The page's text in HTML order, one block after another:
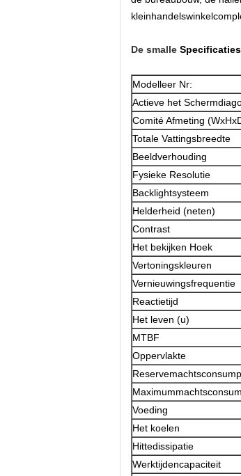
De smalle Specificaties
Modelleer Nr:
Actieve het
Comité Afmeting
Totale Vattingsbreedte
Beeldverhouding
Fysieke Resolutie
Backlightsysteem
Helderheid (neten)
Contrast
Het bekijken Hoek
Vertoningskleuren
Vernieuwingsfrequentie
Reactietijd
Het leven (u)
MTBF
Oppervlakte
Voeding
Het koelen
Hittedissipatie
Werktijdencapaciteit